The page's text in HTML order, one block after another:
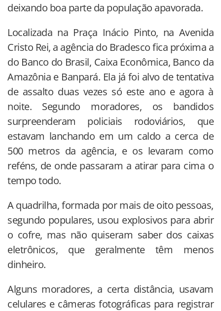
deixando boa parte da população apavorada.
Localizada na Praça Inácio Pinto, na Avenida
Cristo Rei, a agência do Bradesco fica próxima a
do Banco do Brasil, Caixa Econômica, Banco da
Amazônia e Banpará. Ela já foi alvo de tentativa
de assalto duas vezes só este ano e agora à
noite. Segundo moradores, os bandidos
surpreenderam policiais rodoviários, que
estavam lanchando em um caldo a cerca de
500 metros da agência, e os levaram como
reféns, de onde passaram a atirar para cima o
tempo todo.
A quadrilha, formada por mais de oito pessoas,
segundo populares, usou explosivos para abrir
o cofre, mas não quiseram saber dos caixas
eletrônicos, que geralmente têm menos
dinheiro.
Alguns moradores, a certa distância, usavam
celulares e câmeras fotográficas para registrar